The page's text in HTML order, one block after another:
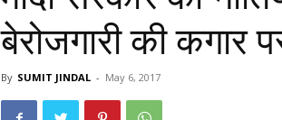
बेरोजगारी की कगार
By SUMIT JINDAL - May 6, 2017